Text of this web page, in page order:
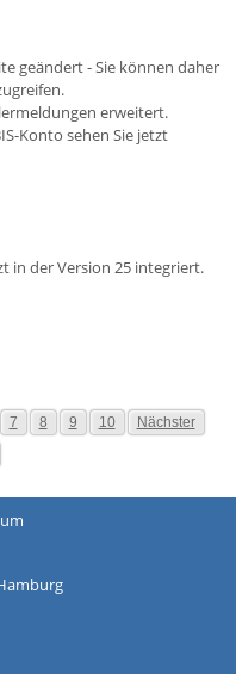
geändert - Sie können daher
erweitert.
Konto sehen Sie jetzt
in der Version 25 integriert.
7 8 9 10
Nächster